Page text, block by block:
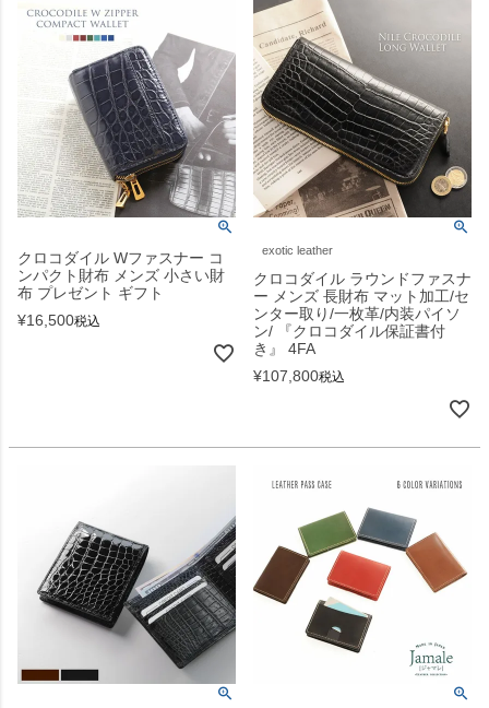
クロコダイル Wファスナー コ
ンパクト財布 メンズ 小さい財
布 プレゼント ギフト
¥16,500税込
exotic leather
クロコダイル ラウンドファスナ
ー メンズ 長財布 マット加工/セ
ンター取り/一枚革/内装パイソ
ン/ 『クロコダイル保証書付
き』 4FA
¥107,800税込